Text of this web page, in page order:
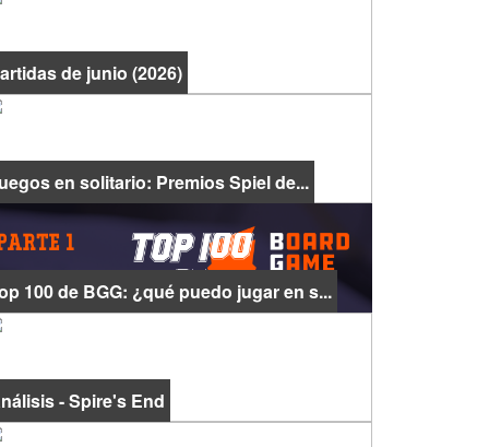
de junio (2026)
en solitario: Premios Spiel de...
100 de BGG: ¿qué puedo jugar en s...
- Spire's End